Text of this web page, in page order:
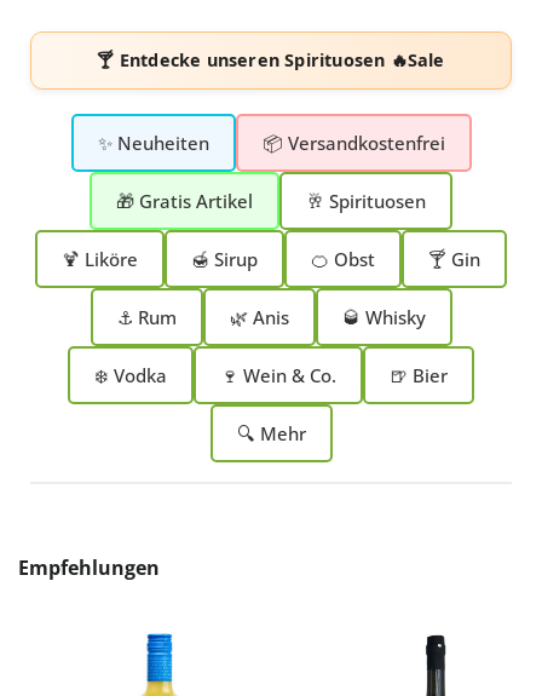
🍸 Entdecke unserenSpirituosen 🔥Sale
✨ Neuheiten 📦 Versandkostenfrei
🎁 Gratis Artikel 🥂 Spirituosen
🍹 Liköre 🍯 Sirup 🍊 Obst 🍸 Gin
⚓ Rum 🌿 Anis 🥃 Whisky
❄️ Vodka 🍷 Wein & Co. 🍺 Bier
🔍 Mehr
Produktgalerie überspringen
Empfehlungen